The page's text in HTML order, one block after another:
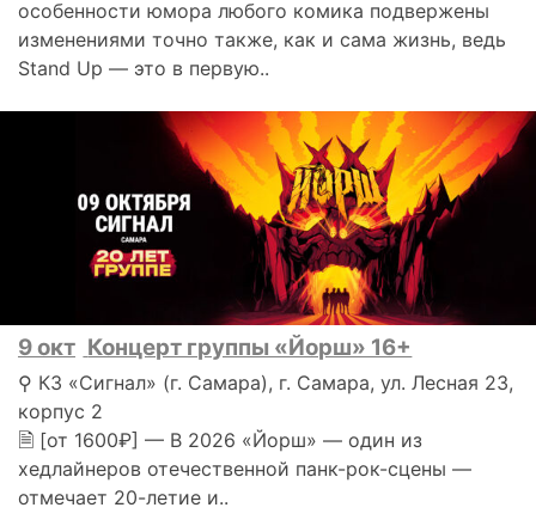
особенности юмора любого комика подвержены
изменениями точно также, как и сама жизнь, ведь
Stand Up — это в первую..
9 окт Концерт группы «Йорш» 16+
⚲ КЗ «Сигнал» (г. Самара), г. Самара, ул. Лесная 23,
корпус 2
🗎 [от 1600₽] — В 2026 «Йорш» — один из
хедлайнеров отечественной панк-рок-сцены —
отмечает 20-летие и..